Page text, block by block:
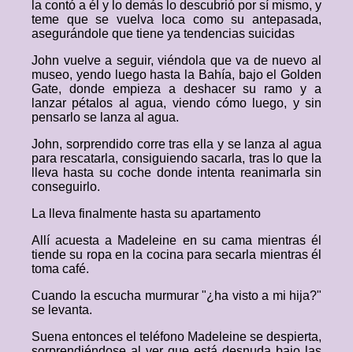
la contó a él y lo demás lo descubrió por sí mismo, y
teme que se vuelva loca como su antepasada,
asegurándole que tiene ya tendencias suicidas
John vuelve a seguir, viéndola que va de nuevo al
museo, yendo luego hasta la Bahía, bajo el Golden
Gate, donde empieza a deshacer su ramo y a
lanzar pétalos al agua, viendo cómo luego, y sin
pensarlo se lanza al agua.
John, sorprendido corre tras ella y se lanza al agua
para rescatarla, consiguiendo sacarla, tras lo que la
lleva hasta su coche donde intenta reanimarla sin
conseguirlo.
La lleva finalmente hasta su apartamento
Allí acuesta a Madeleine en su cama mientras él
tiende su ropa en la cocina para secarla mientras él
toma café.
Cuando la escucha murmurar "¿ha visto a mi hija?"
se levanta.
Suena entonces el teléfono Madeleine se despierta,